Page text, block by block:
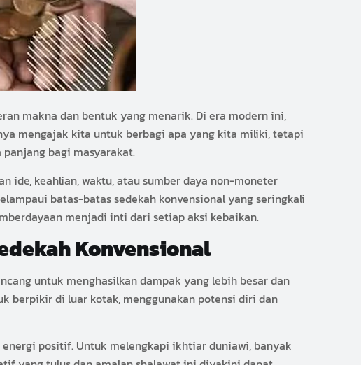
makna dan bentuk yang menarik. Di era modern ini,
mengajak kita untuk berbagi apa yang kita miliki, tetapi
bagi masyarakat.
ide, keahlian, waktu, atau sumber daya non-moneter
batas-batas sedekah konvensional yang seringkali
menjadi inti dari setiap aksi kebaikan.
Konvensional
untuk menghasilkan dampak yang lebih besar dan
berpikir di luar kotak, menggunakan potensi diri dan
positif. Untuk melengkapi ikhtiar duniawi, banyak